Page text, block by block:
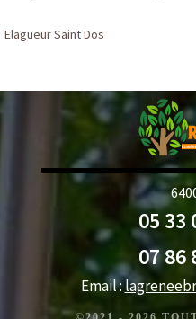
Elagueur Saint Dos
05 33
07 86
Email :